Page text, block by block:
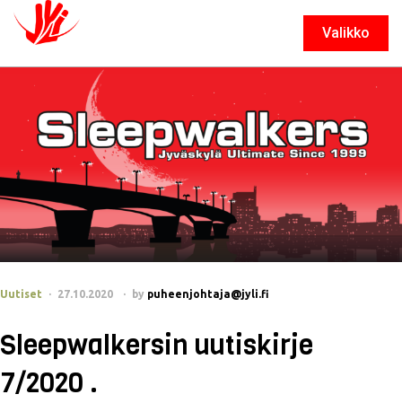
Valikko
Sulje
Uutiset 27.10.2020 by puheenjohtaja@jyli.fi
Sleepwalkersin uutiskirje
7/2020 .